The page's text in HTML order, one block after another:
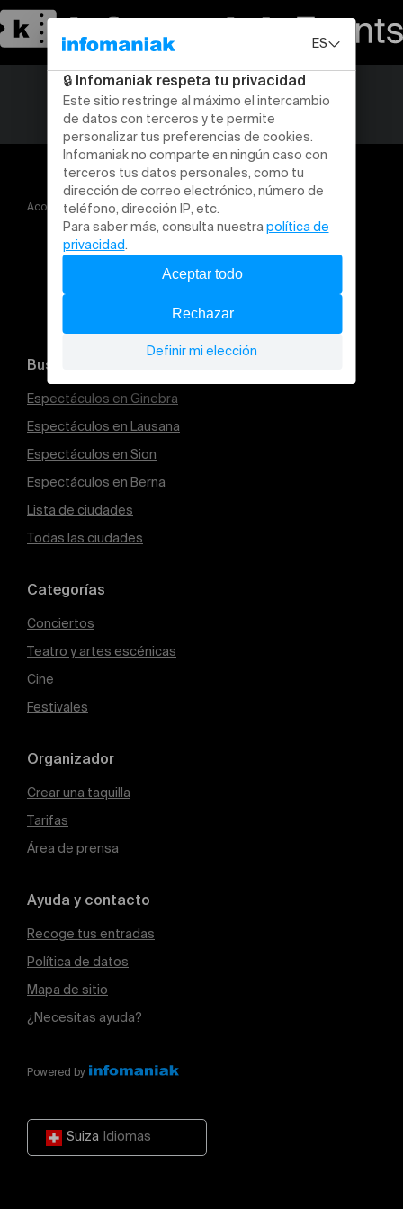
Acogida HEAT CLUB PRESENTS LA NOTXE [LATIN]
Buscar un evento
Espectáculos en Ginebra
Espectáculos en Lausana
Espectáculos en Sion
Espectáculos en Berna
Lista de ciudades
Todas las ciudades
Categorías
Conciertos
Teatro y artes escénicas
Cine
Festivales
Organizador
Crear una taquilla
Tarifas
Área de prensa
Ayuda y contacto
Recoge tus entradas
Política de datos
Mapa de sitio
¿Necesitas ayuda?
Powered by
Suiza Idiomas